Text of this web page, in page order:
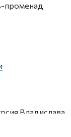
променад
Владислава